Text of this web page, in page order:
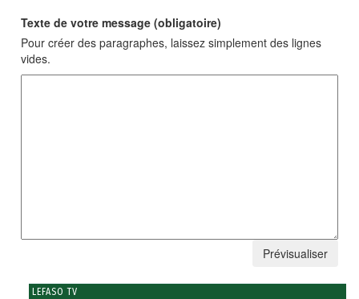
Texte de votre message (obligatoire)
Pour créer des paragraphes, laissez simplement des lignes
vides.
LEFASO TV